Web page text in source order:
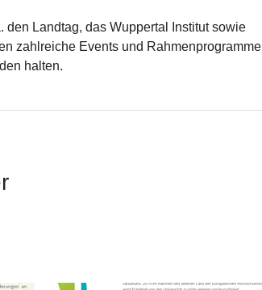
den Landtag, das Wuppertal Institut sowie
zahlreiche Events und Rahmenprogramme
halten.